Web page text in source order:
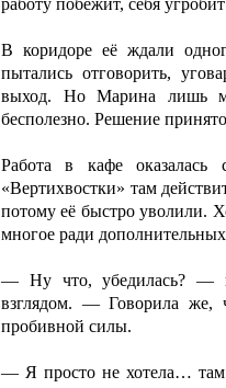
работу побежит, себя
В коридоре её ждали
пытались отговорить,
выход. Но Марина лишь
бесполезно. Решение
Работа в кафе
«Вертихвостки» там
потому её быстро уволили.
многое ради
— Ну что, убедилась? —
взглядом. — Говорила же,
пробивной силы.
— Я просто не хотела…